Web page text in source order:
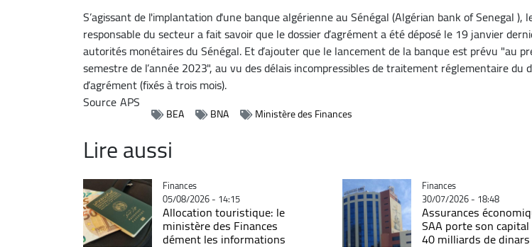
S’agissant de l'implantation d'une banque algérienne au Sénégal (Algérian bank of Senegal ),
responsable du secteur a fait savoir que le dossier d’agrément a été déposé le 19 janvier
autorités monétaires du Sénégal. Et d’ajouter que le lancement de la banque est prévu "au
semestre de l’année 2023", au vu des délais incompressibles de traitement réglementaire du
d’agrément (fixés à trois mois).
SourceAPS
BEA BNA Ministère des Finances
Lire aussi
Catégorie
Finances
05/08/2026 - 14:15
Allocation touristique: le
ministère des Finances
dément les informations
Catégorie
Finances
30/07/2026 - 18:48
Assurances
SAA porte son
40 milliards de dinars